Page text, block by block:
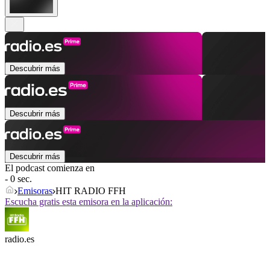
Descubrir más
Descubrir más
Descubrir más
El podcast comienza en
- 0 sec.
Emisoras HIT RADIO FFH
Escucha gratis esta emisora en la aplicación:
radio.es